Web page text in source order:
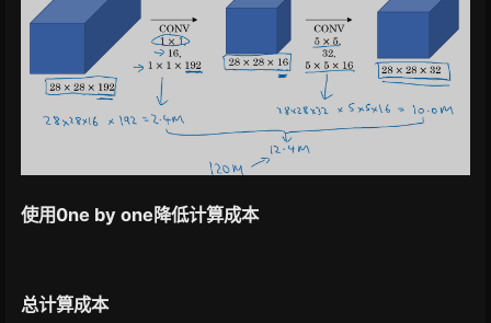
使用0ne by one降低计算成本
总计算成本